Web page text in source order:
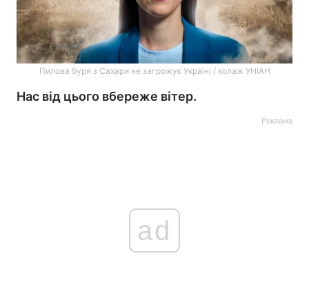
Пилова буря з Сахари не загрожує Україні / колаж УНІАН
Нас від цього вбереже вітер.
Реклама
ad